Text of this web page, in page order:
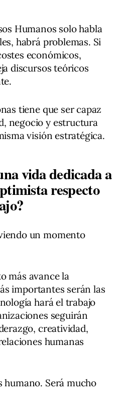
Humanos solo habla
habrá problemas. Si
económicos,
discursos teóricos
tiene que ser capaz
negocio y estructura
visión estratégica.
vida dedicada a
respecto
un momento
más avance la
importantes serán las
hará el trabajo
seguirán
creatividad,
humanas
humano. Será mucho